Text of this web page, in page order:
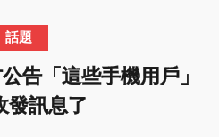
話題
告「這些手機用戶」
發訊息了